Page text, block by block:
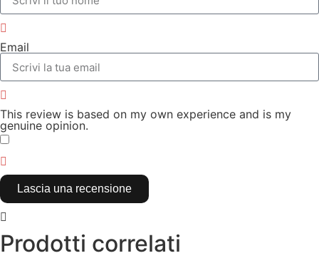
Email
This review is based on my own experience and is my
genuine opinion.
Lascia una recensione
Prodotti correlati